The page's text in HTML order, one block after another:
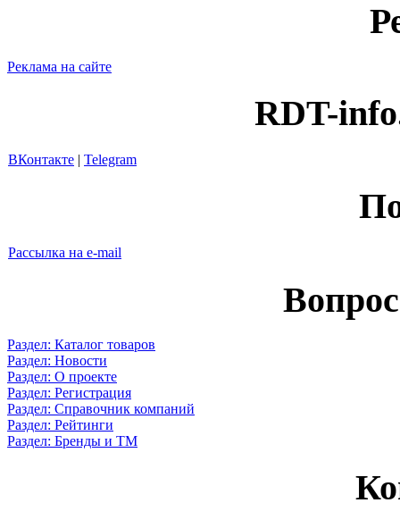
Реклама на сайте
RDT-
ВКонтакте | Telegram
Рассылка на e-mail
Раздел: Каталог товаров
Раздел: Новости
Раздел: О проекте
Раздел: Регистрация
Раздел: Справочник компаний
Раздел: Рейтинги
Раздел: Бренды и ТМ